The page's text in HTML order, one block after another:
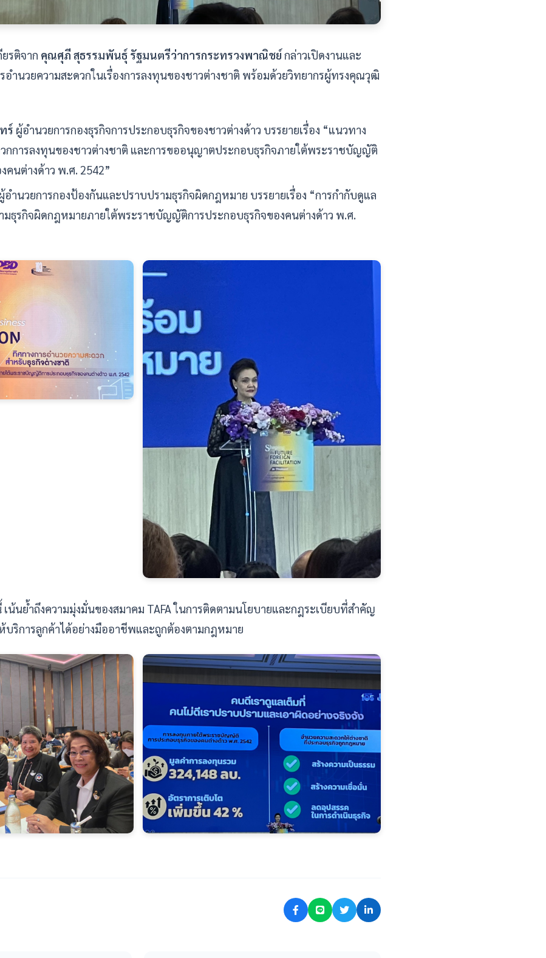
รติจาก คุณศุภี สุธรรมพันธุ์ รัฐมนตรีว่าการกระทรวงพาณิชย์กล่าวเปิดงานและ
อำนวยความสะดวกในเรื่องการลงทุนของชาวต่างชาติ พร้อมด้วยวิทยากรผู้ทรงคุณวุฒิ
ร์ ผู้อำนวยการกองธุรกิจการประกอบธุรกิจของชาวต่างด้าว บรรยายเรื่อง “แนวทาง
กการลงทุนของชาวต่างชาติ และการขออนุญาตประกอบธุรกิจภายใต้พระราชบัญญัติ
คนต่างด้าว พ.ศ. 2542”
อำนวยการกองป้องกันและปราบปรามธุรกิจผิดกฎหมาย บรรยายเรื่อง “การกำกับดูแล
มธุรกิจผิดกฎหมายภายใต้พระราชบัญญัติการประกอบธุรกิจของคนต่างด้าว พ.ศ.
เน้นย้ำถึงความมุ่งมั่นของสมาคม TAFA ในการติดตามนโยบายและกฎระเบียบที่สำคัญ
บริการลูกค้าได้อย่างมืออาชีพและถูกต้องตามกฎหมาย